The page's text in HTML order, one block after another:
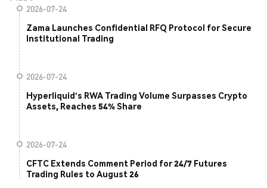
2026-07-24
Zama Launches Confidential RFQ Protocol for Secure
Institutional Trading
2026-07-24
Hyperliquid's RWA Trading Volume Surpasses Crypto
Assets, Reaches 54% Share
2026-07-24
CFTC Extends Comment Period for 24/7 Futures
Trading Rules to August 26